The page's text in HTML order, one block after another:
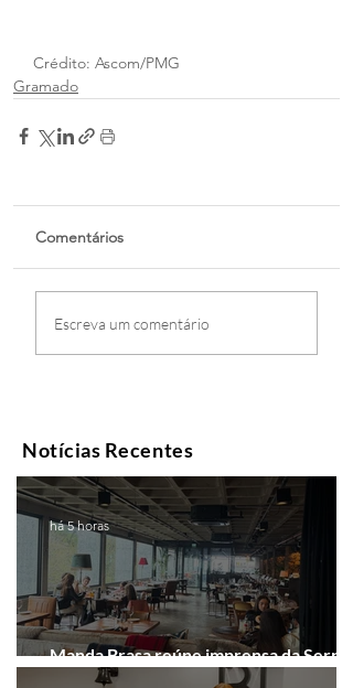
Crédito: Ascom/PMG
Gramado
Comentários
Escreva um comentário
Notícias Recentes
Manda Brasa reúne imprensa da Serra
Gaúcha para falar de expansão
há 5 horas